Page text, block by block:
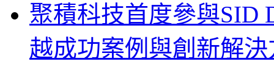
聚積科技首度參與SID
越成功案例與創新解決